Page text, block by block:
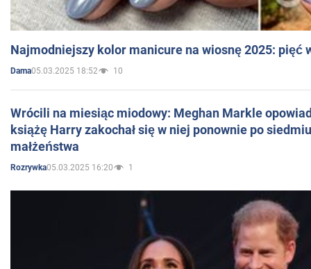
Najmodniejszy kolor manicure na wiosnę 2025: pięć
Dama05.03.2025 18:52 10
Wrócili na miesiąc miodowy: Meghan Markle
książę Harry zakochał się w niej ponownie po
małżeństwa
Rozrywka05.03.2025 16:20 1